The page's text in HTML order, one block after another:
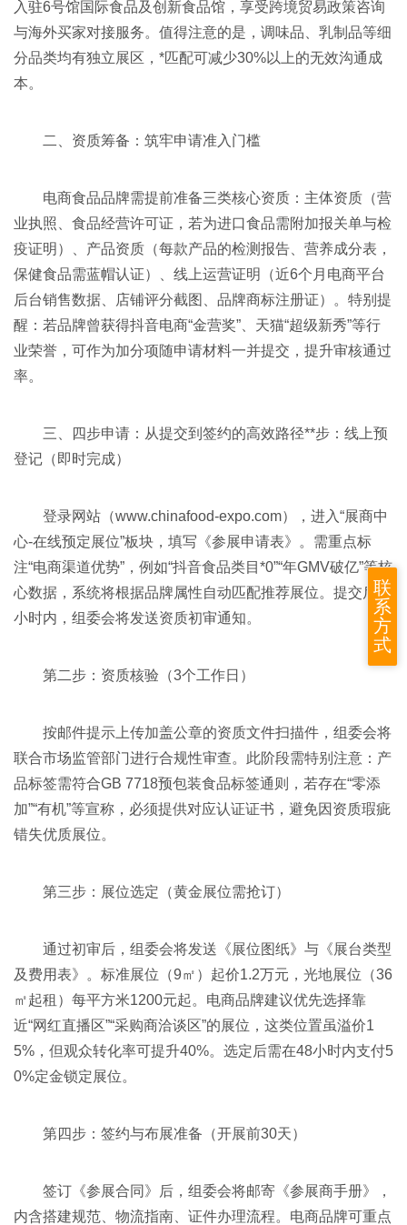
入驻6号馆国际食品及创新食品馆，享受跨境贸易政策咨询
与海外买家对接服务。值得注意的是，调味品、乳制品等细
分品类均有独立展区，*匹配可减少30%以上的无效沟通成
本。
二、资质筹备：筑牢申请准入门槛
电商食品品牌需提前准备三类核心资质：主体资质（营
业执照、食品经营许可证，若为进口食品需附加报关单与检
疫证明）、产品资质（每款产品的检测报告、营养成分表，
保健食品需蓝帽认证）、线上运营证明（近6个月电商平台
后台销售数据、店铺评分截图、品牌商标注册证）。特别提
醒：若品牌曾获得抖音电商“金营奖”、天猫“超级新秀”等行
业荣誉，可作为加分项随申请材料一并提交，提升审核通过
率。
三、四步申请：从提交到签约的高效路径**步：线上预
登记（即时完成）
登录网站（www.chinafood-expo.com），进入“展商中
心-在线预定展位”板块，填写《参展申请表》。需重点标
注“电商渠道优势”，例如“抖音食品类目*0”“年GMV破亿”等核
心数据，系统将根据品牌属性自动匹配推荐展位。提交后24
小时内，组委会将发送资质初审通知。
第二步：资质核验（3个工作日）
按邮件提示上传加盖公章的资质文件扫描件，组委会将
联合市场监管部门进行合规性审查。此阶段需特别注意：产
品标签需符合GB 7718预包装食品标签通则，若存在“零添
加”“有机”等宣称，必须提供对应认证证书，避免因资质瑕疵
错失优质展位。
第三步：展位选定（黄金展位需抢订）
通过初审后，组委会将发送《展位图纸》与《展台类型
及费用表》。标准展位（9㎡）起价1.2万元，光地展位（36
㎡起租）每平方米1200元起。电商品牌建议优先选择靠
近“网红直播区”“采购商洽谈区”的展位，这类位置虽溢价1
5%，但观众转化率可提升40%。选定后需在48小时内支付5
0%定金锁定展位。
第四步：签约与布展准备（开展前30天）
签订《参展合同》后，组委会将邮寄《参展商手册》，
内含搭建规范、物流指南、证件办理流程。电商品牌可重点
联
系
方
式